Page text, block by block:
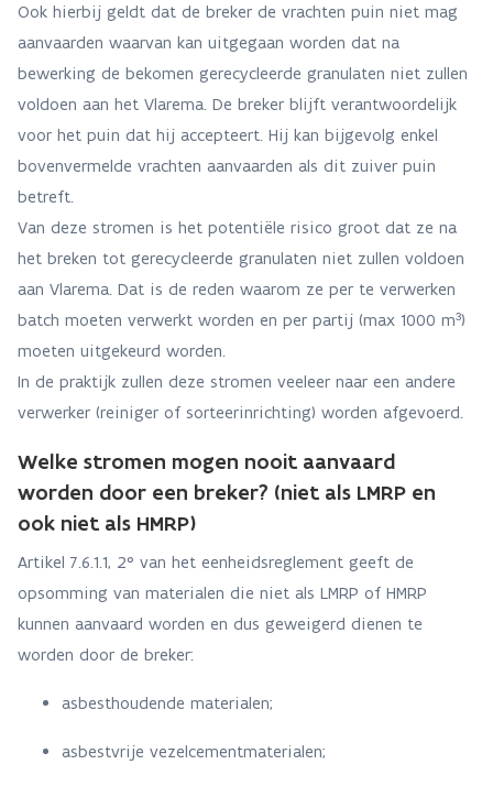
Ook hierbij geldt dat de breker de vrachten puin niet mag
aanvaarden waarvan kan uitgegaan worden dat na
bewerking de bekomen gerecycleerde granulaten niet zullen
voldoen aan het Vlarema. De breker blijft verantwoordelijk
voor het puin dat hij accepteert. Hij kan bijgevolg enkel
bovenvermelde vrachten aanvaarden als dit zuiver puin
betreft.
Van deze stromen is het potentiële risico groot dat ze na
het breken tot gerecycleerde granulaten niet zullen voldoen
aan Vlarema. Dat is de reden waarom ze per te verwerken
batch moeten verwerkt worden en per partij (max 1000 m³)
moeten uitgekeurd worden.
In de praktijk zullen deze stromen veeleer naar een andere
verwerker (reiniger of sorteerinrichting) worden afgevoerd.
Welke stromen mogen nooit aanvaard
worden door een breker? (niet als LMRP en
ook niet als HMRP)
Artikel 7.6.1.1, 2° van het eenheidsreglement geeft de
opsomming van materialen die niet als LMRP of HMRP
kunnen aanvaard worden en dus geweigerd dienen te
worden door de breker:
asbesthoudende materialen;
asbestvrije vezelcementmaterialen;